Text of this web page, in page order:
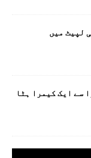
لپیٹ میں
ایس 27 الٹرا سے ایک کیمرا ہٹا